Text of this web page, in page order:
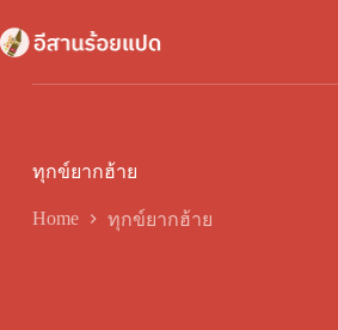
to
content
ทุกข์ยากฮ้าย
Home ทุกข์ยากฮ้าย